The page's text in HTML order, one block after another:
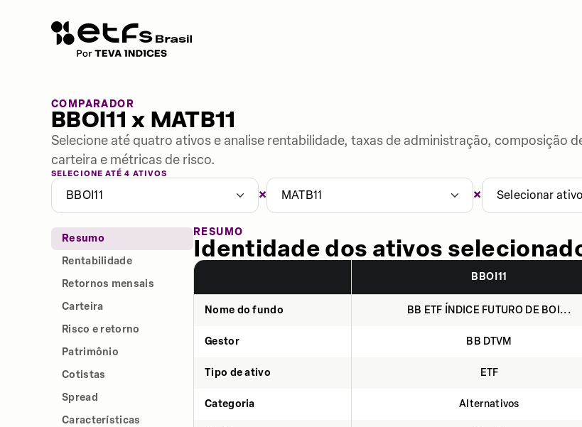
COMPARADOR
BBOI11 x MATB11
Selecione até quatro ativos e analise rentabilidade, taxas de administração, composição
carteira e métricas de risco.
SELECIONE ATÉ 4 ATIVOS
BBOI11 × MATB11 × Selecionar ativo
Resumo
Rentabilidade
Retornos mensais
Carteira
Risco e retorno
Patrimônio
Cotistas
Spread
Características
RESUMO
Identidade dos ativos
BBOI11
Nome do fundo BB ETF ÍNDICE FUTURO DE BOI...
Gestor BB DTVM
Tipo de ativo ETF
Categoria Alternativos